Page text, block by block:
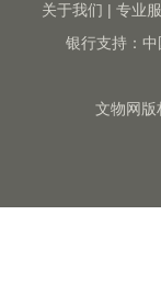
关于我们 | 专业
银行支持：
文物网